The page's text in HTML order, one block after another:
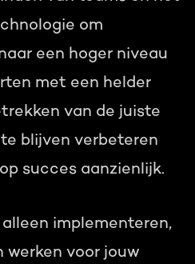
om
een hoger niveau
met een helder
van de juiste
blijven verbeteren
succes aanzienlijk.
implementeren,
voor jouw